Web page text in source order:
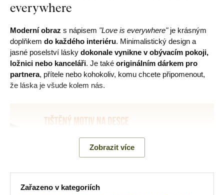
everywhere
Moderní obraz s nápisem "Love is everywhere"je krásným
doplňkem do každého interiéru. Minimalistický design a
jasné poselství lásky dokonale vynikne v obývacím pokoji,
ložnici nebo kanceláři. Je také originálním dárkem pro
partnera, přítele nebo kohokoliv, komu chcete připomenout,
že láska je všude kolem nás.
Zobrazit více
Zařazeno v kategoriích